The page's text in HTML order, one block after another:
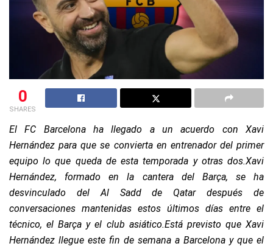
0
SHARES
El FC Barcelona ha llegado a un acuerdo con Xavi
Hernández para que se convierta en entrenador del primer
equipo lo que queda de esta temporada y otras dos.Xavi
Hernández, formado en la cantera del Barça, se ha
desvinculado del Al Sadd de Qatar después de
conversaciones mantenidas estos últimos días entre el
técnico, el Barça y el club asiático.Está previsto que Xavi
Hernández llegue este fin de semana a Barcelona y que el